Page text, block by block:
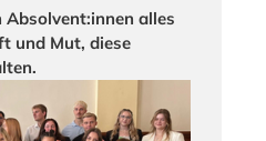
alles
und Mut, diese